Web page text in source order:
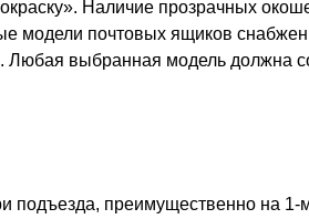
Наличие прозрачных
модели почтовых ящиков
выбранная модель должна
подъезда, преимущественно на